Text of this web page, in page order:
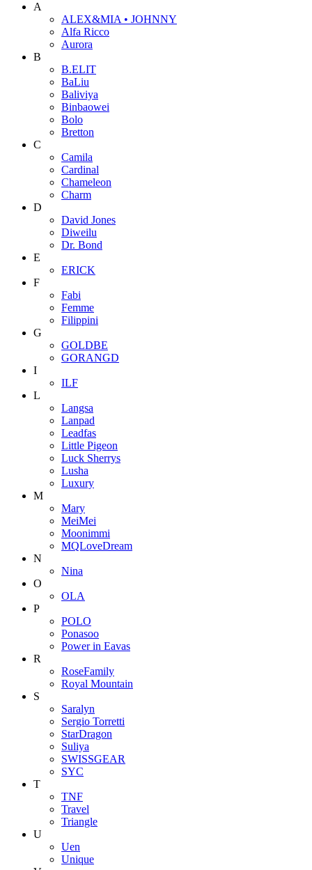
A
ALEX&MIA • JOHNNY
Alfa Ricco
Aurora
B
B.ELIT
BaLiu
Baliviya
Binbaowei
Bolo
Bretton
C
Camila
Cardinal
Chameleon
Charm
D
David Jones
Diweilu
Dr. Bond
E
ERICK
F
Fabi
Femme
Filippini
G
GOLDBE
GORANGD
I
ILF
L
Langsa
Lanpad
Leadfas
Little Pigeon
Luck Sherrys
Lusha
Luxury
M
Mary
MeiMei
Moonimmi
MQLoveDream
N
Nina
O
OLA
P
POLO
Ponasoo
Power in Eavas
R
RoseFamily
Royal Mountain
S
Saralyn
Sergio Torretti
StarDragon
Suliya
SWISSGEAR
SYC
T
TNF
Travel
Triangle
U
Uen
Unique